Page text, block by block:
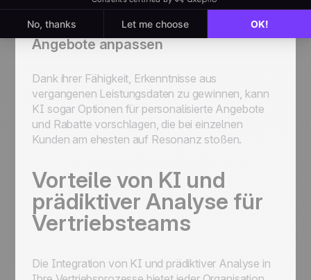
Kunden darauf reagieren.
Angebote anpassen
Dank ihrer Fähigkeit, Erkenntnisse aus
vergangenen Leistungsdaten zu gewinnen, kann
KI sogar Optionen für personalisierte Angebote
und Rabatte vorschlagen, die bei einzelnen
Kunden am ehesten auf Resonanz stoßen.
Vorteile von KI und
prädiktiver Analyse für
Vertriebsteams
Die Integration von KI und prädiktiver Analyse in